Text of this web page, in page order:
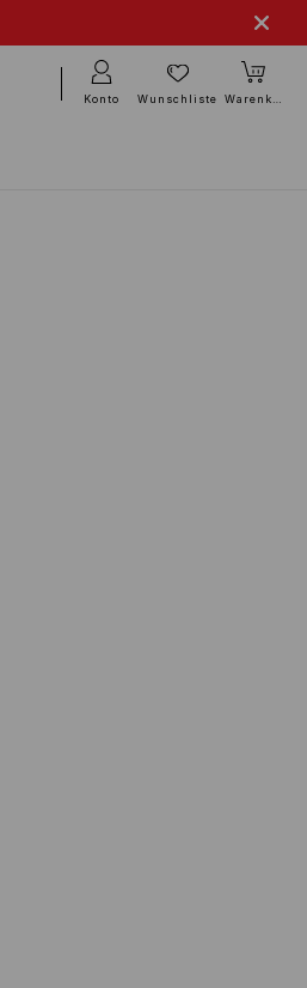
Konto Wunschliste Warenkorb